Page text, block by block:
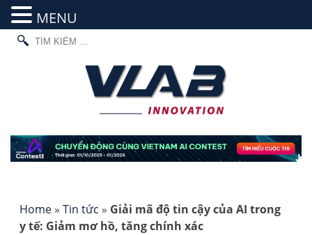
Skip
TÌM
KIẾM
Home » Tin tức » Giải mã độ tin cậy của AI trong
y tế: Giảm mơ hồ, tăng chính xác
MENU